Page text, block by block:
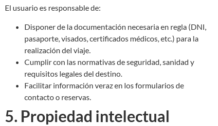
El usuario es responsable de:
Disponer de la documentación necesaria en regla (DNI,
pasaporte, visados, certificados médicos, etc.) para la
realización del viaje.
Cumplir con las normativas de seguridad, sanidad y
requisitos legales del destino.
Facilitar información veraz en los formularios de
contacto o reservas.
5. Propiedad intelectual